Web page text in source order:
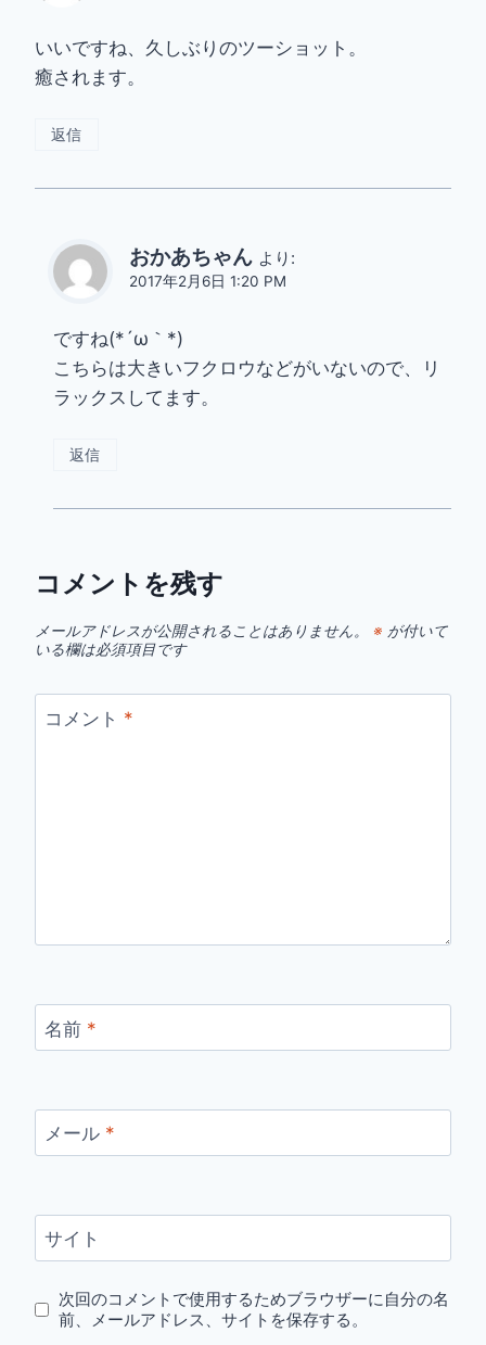
いいですね、久しぶりのツーショット。
癒されます。
返信
おかあちゃん より:
2017年2月6日 1:20 PM
ですね(*´ω｀*)
こちらは大きいフクロウなどがいないので、リ
ラックスしてます。
返信
コメントを残す
メールアドレスが公開されることはありません。 ※ が付いて
いる欄は必須項目です
コメント *
名前 *
メール *
サイト
次回のコメントで使用するためブラウザーに自分の名
前、メールアドレス、サイトを保存する。